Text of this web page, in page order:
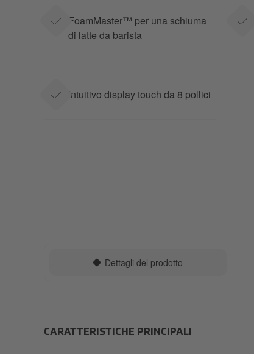
FoamMaster™ per una schiuma
di latte da barista
Intuitivo display touch da 8 pollici
Dettagli del prodotto
CARATTERISTICHE PRINCIPALI